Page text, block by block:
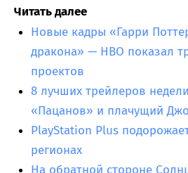
Читать далее
Новые кадры «Гарри
дракона» — HBO показал
проектов
8 лучших трейлеров
«Пацанов» и плачущий
PlayStation Plus
регионах
На обратной стороне